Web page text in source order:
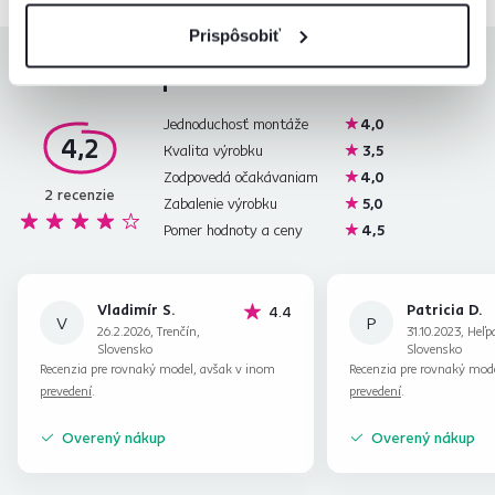
Prispôsobiť
Hodnotenia produktu
4,2
2 recenzie
Jednoduchosť montáže
4,0
Kvalita výrobku
3,5
Zodpovedá očakávaniam
4,0
Zabalenie výrobku
5,0
Pomer hodnoty a ceny
4,5
V
Vladimír S.
26.2.2026, Trenčín,
Slovensko
4.4
Recenzia pre rovnaký model, avšak v inom
prevedení.
Overený nákup
P
Patricia D.
31.10.2023,
Slovensko
Recenzia pre rovnaký
prevedení.
Overený nákup